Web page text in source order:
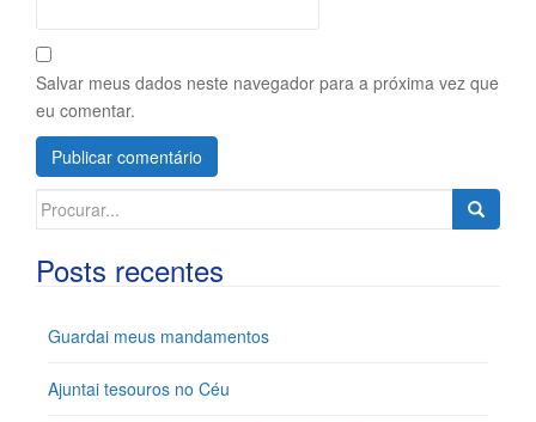
Salvar meus dados neste navegador para a próxima vez que
eu comentar.
Search
Posts recentes
Guardai meus mandamentos
Ajuntai tesouros no Céu